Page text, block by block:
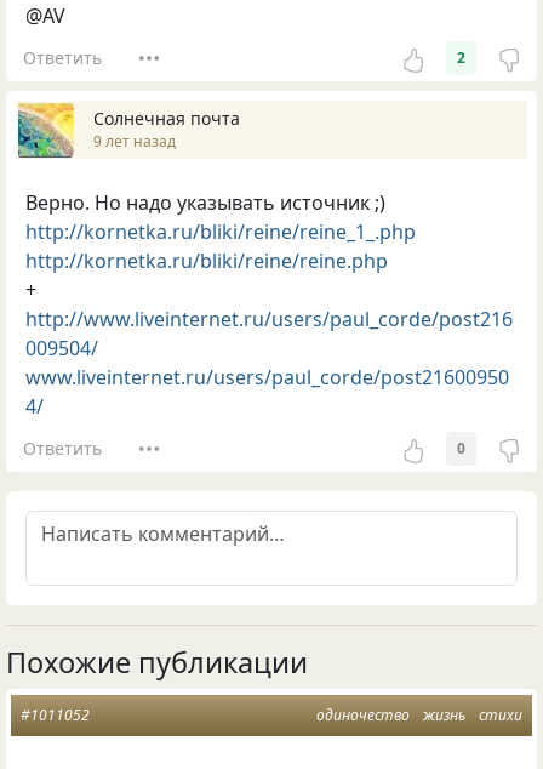
@AV
Ответить 2
Солнечная почта
9 лет назад
Верно. Но надо указывать источник ;)
http://kornetka.ru/bliki/reine/reine_1_.php
http://kornetka.ru/bliki/reine/reine.php
+
http://www.liveinternet.ru/users/paul_corde/post216
009504/
www.liveinternet.ru/users/paul_corde/post21600950
4/
Ответить 0
Похожие публикации
одиночество жизнь стихи
#1011052